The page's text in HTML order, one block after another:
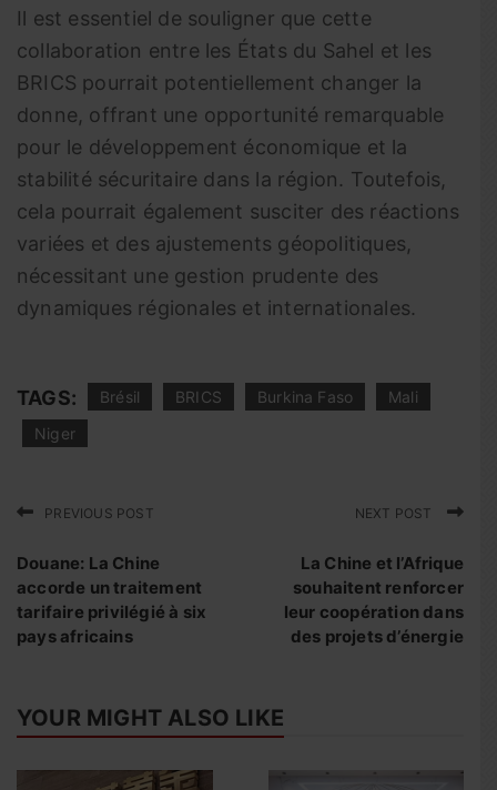
Il est essentiel de souligner que cette
collaboration entre les États du Sahel et les
BRICS pourrait potentiellement changer la
donne, offrant une opportunité remarquable
pour le développement économique et la
stabilité sécuritaire dans la région. Toutefois,
cela pourrait également susciter des réactions
variées et des ajustements géopolitiques,
nécessitant une gestion prudente des
dynamiques régionales et internationales.
TAGS: Brésil BRICS Burkina Faso
Mali
Niger
PREVIOUS POST
Douane: La Chine
accorde un traitement
tarifaire privilégié à six
pays africains
NEXT POST
La Chine et l’Afrique
souhaitent renforcer
leur coopération dans
des projets d’énergie
YOUR MIGHT ALSO LIKE